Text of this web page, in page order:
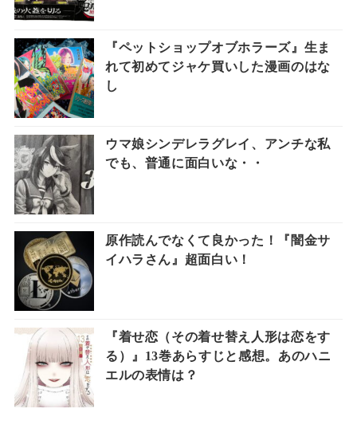
『ペットショップオブホラーズ』生ま
れて初めてジャケ買いした漫画のはな
し
ウマ娘シンデレラグレイ、アンチな私
でも、普通に面白いな・・
原作読んでなくて良かった！『闇金サ
イハラさん』超面白い！
『着せ恋（その着せ替え人形は恋をす
る）』13巻あらすじと感想。あのハニ
エルの表情は？